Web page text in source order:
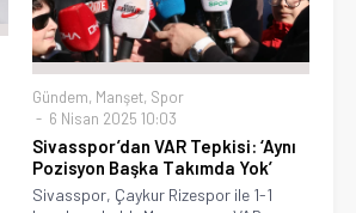
Gündem, Manşet, Spor
6 Nisan 2025 10:03
Sivasspor’dan VAR Tepkisi: ‘Aynı
Pozisyon Başka Takımda Yok’
Sivasspor, Çaykur Rizespor ile 1-1